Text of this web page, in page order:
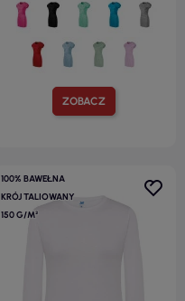
ZOBACZ
100% BAWEŁNA
KRÓJ TALIOWANY
150 G/M²